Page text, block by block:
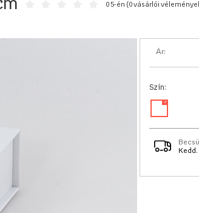
0 5-én (0 vásárlói
Ár:
Szín:
✓
Kedd.